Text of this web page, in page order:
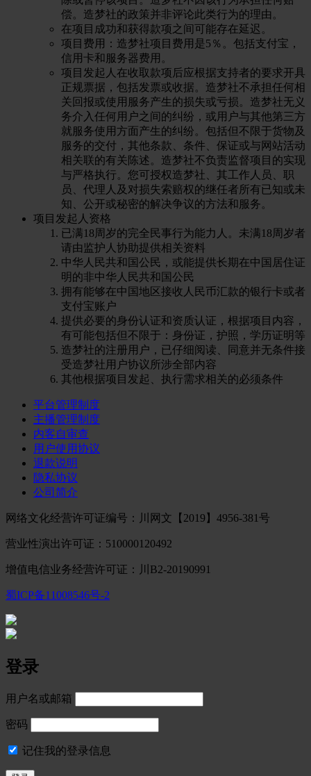
偿。造梦社的政策并非评论此类行为的理由。
在项目成功和获得款项之间可能存在延迟。
项目费用：造梦社项目费用是5％。包括支付宝，
信用卡和服务器费用。
项目发起人在收取款项后应根据支持者的要求开具
正规票据，包括发票或收据。造梦社不承担任何相
关回报或使用服务产生的损失或亏损。造梦社无义
务介入任何用户之间的纠纷，或用户与其他第三方
就服务使用方面产生的纠纷。包括但不限于货物及
服务的交付，其他条款、条件、保证或与网站活动
相关联的有关陈述。造梦社不负责监督项目的实现
与严格执行。您可授权造梦社、其工作人员、职
员、代理人及对损失索赔权的继任者所有已知或未
知、公开或秘密的解决争议的方法和服务。
项目发起人资格
已满18周岁的完全民事行为能力人。未满18周岁者
请由监护人协助提供相关资料
中华人民共和国公民，或能提供长期在中国居住证
明的非中华人民共和国公民
拥有能够在中国地区接收人民币汇款的银行卡或者
支付宝账户
提供必要的身份认证和资质认证，根据项目内容，
有可能包括但不限于：身份证，护照，学历证明等
造梦社的注册用户，已仔细阅读、同意并无条件接
受造梦社用户协议所涉全部内容
其他根据项目发起、执行需求相关的必须条件
平台管理制度
主播管理制度
内客自审查
用户使用协议
退款说明
隐私协议
公司简介
网络文化经营许可证编号：川网文【2019】4956-381号
营业性演出许可证：510000120492
增值电信业务经营许可证：川B2-20190991
蜀ICP备11008546号-2
登录
用户名或邮箱
密码
记住我的登录信息